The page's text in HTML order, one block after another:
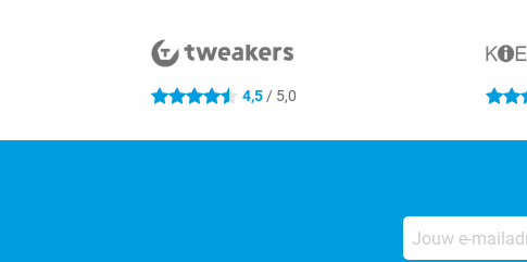
4.5 sterren 4,5/ 5,0 4.6